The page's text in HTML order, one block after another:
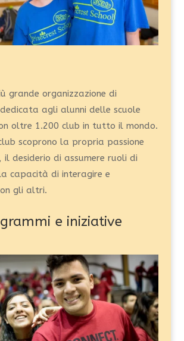
grande organizzazione di
agli alunni delle scuole
oltre 1.200 club in tutto il mondo.
scoprono la propria passione
il desiderio di assumere ruoli di
capacità di interagire e
gli altri.
e iniziative